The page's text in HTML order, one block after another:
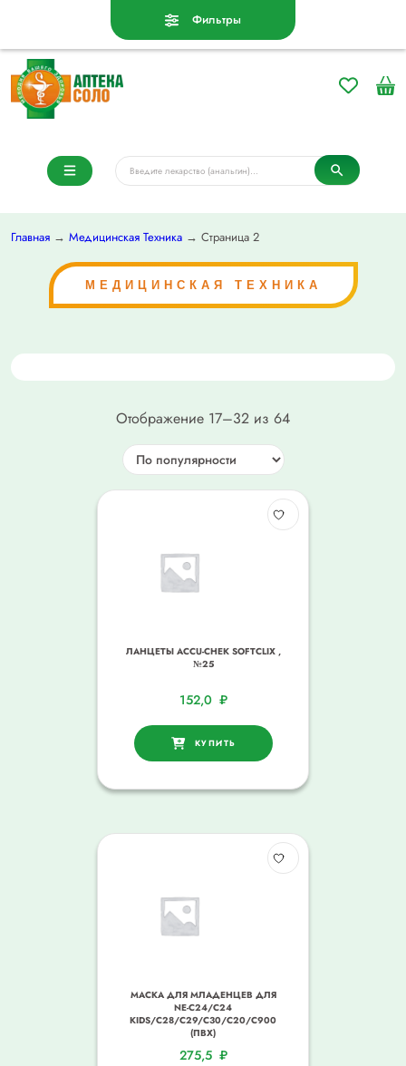
Главная → Медицинская Техника → Страница 2
МЕДИЦИНСКАЯ ТЕХНИКА
Отображение 17–32 из 64
ЛАНЦЕТЫ ACCU-CHEK SOFTCLIX ,
№25
152,0 ₽
КУПИТЬ
МАСКА ДЛЯ МЛАДЕНЦЕВ ДЛЯ
NE-C24/C24
KIDS/C28/C29/C30/С20/С900
(ПВХ)
275,5 ₽
Фильтры